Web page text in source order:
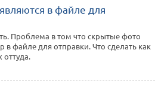
в файле для
Проблема в том что скрытые фото
в файле для отправки. Что сделать как
оттуда.